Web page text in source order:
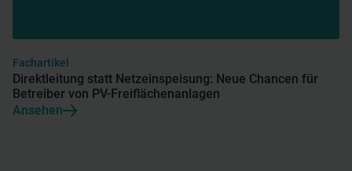
Fachartikel
Direktleitung statt Netzeinspeisung: Neue Chancen für
Betreiber von PV-Freiflächenanlagen
Ansehen